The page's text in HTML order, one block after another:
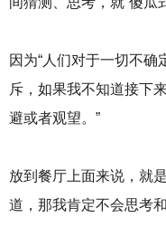
因为“人们对于一切不
斥，如果我不知道接下
避或者观望。”
放到餐厅上面来说，就
道，那我肯定不会思考